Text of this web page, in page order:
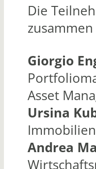
Die
zusammen
Giorgio
Asset
Ursina
Andrea